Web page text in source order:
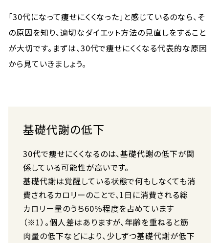
「30代になって痩せにくくなった」と感じているのなら、そ
の原因を知り、適切なダイエット方法の見直しをすること
が大切です。まずは、30代で痩せにくくなる代表的な原因
から見ていきましょう。
基礎代謝の低下
30代で痩せにくくなるのは、基礎代謝の低下が関
係している可能性が高いです。
基礎代謝は覚醒している状態で何もしなくても消
費されるカロリーのことで、1日に消費される総
カロリー量のうち60％程度を占めています
（※1）。個人差はありますが、年齢を重ねると筋
肉量の低下などにより、少しずつ基礎代謝が低下